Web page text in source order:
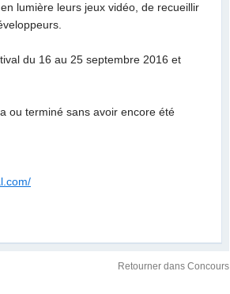
lumière leurs jeux vidéo, de recueillir
du 16 au 25 septembre 2016 et
ou terminé sans avoir encore été
Retourner dans Concours